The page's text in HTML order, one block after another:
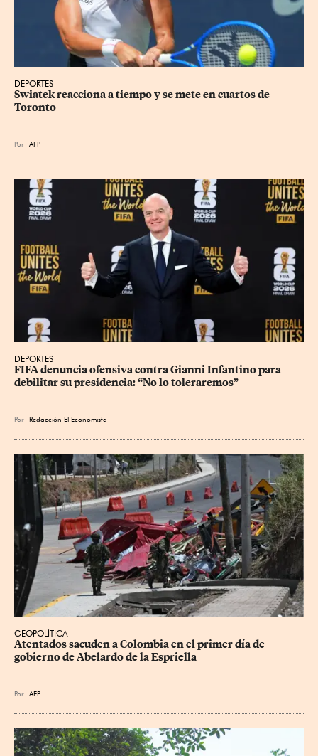
DEPORTES
Swiatek reacciona a tiempo y se mete en cuartos de
Toronto
Por AFP
DEPORTES
FIFA denuncia ofensiva contra Gianni Infantino para
debilitar su presidencia: “No lo toleraremos”
Por Redacción El Economista
GEOPOLÍTICA
Atentados sacuden a Colombia en el primer día de
gobierno de Abelardo de la Espriella
Por AFP